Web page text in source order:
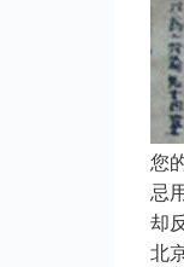
您
忌
却
北